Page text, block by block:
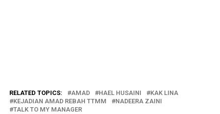
RELATED TOPICS: AMAD HAEL HUSAINI
KAK LINA
KEJADIAN AMAD REBAH TTMM
NADEERA ZAINI
TALK TO MY MANAGER